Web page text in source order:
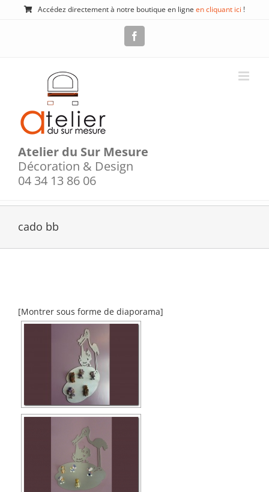
Passer
Accédez directement à notre boutique en ligne en cliquant ici !
Atelier du Sur Mesure
Décoration & Design
04 34 13 86 06
cado bb
[Montrer sous forme de diaporama]